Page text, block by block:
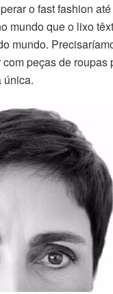
o fast fashion
mundo que o lixo
mundo.
peças de roupas
única.